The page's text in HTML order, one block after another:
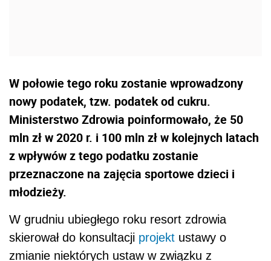
W połowie tego roku zostanie wprowadzony
nowy podatek, tzw. podatek od cukru.
Ministerstwo Zdrowia poinformowało, że 50
mln zł w 2020 r. i 100 mln zł w kolejnych latach
z wpływów z tego podatku zostanie
przeznaczone na zajęcia sportowe dzieci i
młodzieży.
W grudniu ubiegłego roku resort zdrowia
skierował do konsultacji projekt ustawy o
zmianie niektórych ustaw w związku z